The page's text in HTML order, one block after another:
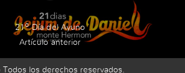
21º Día del Ayuno
los derechos reservados.